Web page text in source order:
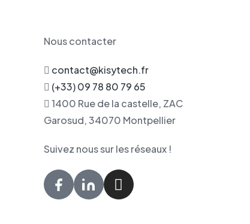
Nous contacter
contact@kisytech.fr
(+33) 09 78 80 79 65
1400 Rue de la castelle, ZAC
Garosud, 34070 Montpellier
Suivez nous sur les réseaux !